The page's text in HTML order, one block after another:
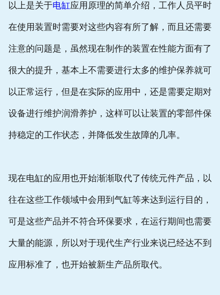
以上是关于电缸应用原理的简单介绍，工作人员平时
在使用装置时需要对这些内容有所了解，而且还需要
注意的问题是，虽然现在制作的装置在性能方面有了
很大的提升，基本上不需要进行太多的维护保养就可
以正常运行，但是在实际的应用中，还是需要定期对
设备进行维护润滑养护，这样可以让装置的零部件保
持稳定的工作状态，并降低发生故障的几率。
现在电缸的应用也开始渐渐取代了传统元件产品，以
往在这些工作领域中会用到气缸等来达到运行目的，
可是这些产品并不符合环保要求，在运行期间也需要
大量的能源，所以对于现代生产行业来说已经达不到
应用标准了，也开始被新生产品所取代。